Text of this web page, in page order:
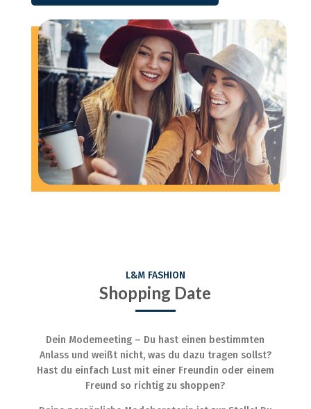
L&M FASHION
Shopping Date
Dein Modemeeting – Du hast einen bestimmten
Anlass und weißt nicht, was du dazu tragen sollst?
Hast du einfach Lust mit einer Freundin oder einem
Freund so richtig zu shoppen?